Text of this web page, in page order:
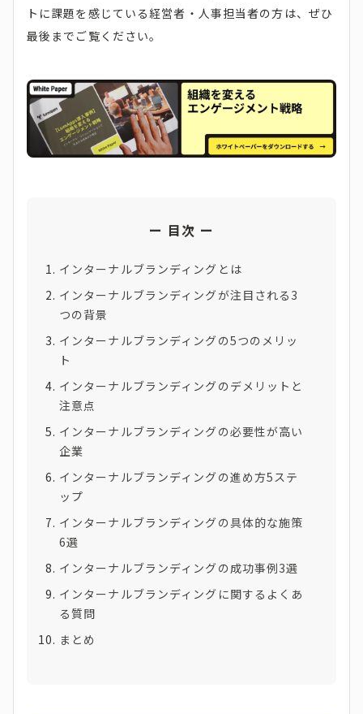
トに課題を感じている経営者・人事担当者の方は、ぜひ
最後までご覧ください。
目次
インターナルブランディングとは
インターナルブランディングが注目される3
つの背景
インターナルブランディングの5つのメリッ
ト
インターナルブランディングのデメリットと
注意点
インターナルブランディングの必要性が高い
企業
インターナルブランディングの進め方5ステ
ップ
インターナルブランディングの具体的な施策
6選
インターナルブランディングの成功事例3選
インターナルブランディングに関するよくあ
る質問
まとめ